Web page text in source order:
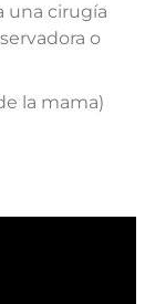
una cirugía
o
la mama)